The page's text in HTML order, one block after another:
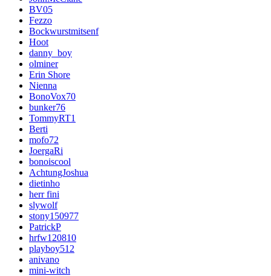
BV05
Fezzo
Bockwurstmitsenf
Hoot
danny_boy
olminer
Erin Shore
Nienna
BonoVox70
bunker76
TommyRT1
Berti
mofo72
JoergaRi
bonoiscool
AchtungJoshua
dietinho
herr fini
slywolf
stony150977
PatrickP
hrfw120810
playboy512
anivano
mini-witch